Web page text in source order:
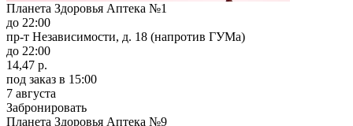
Планета Здоровья Аптека №1
до 22:00
пр-т Независимости, д. 18 (напротив ГУМа)
до 22:00
14,47 р.
под заказ в 15:00
7 августа
Забронировать
Планета Здоровья Аптека №9